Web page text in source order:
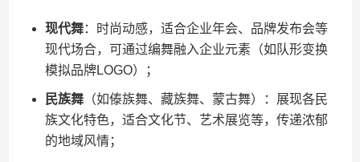
​现代舞​​：时尚动感，适合企业年会、品牌发布会等
现代场合，可通过编舞融入企业元素（如队形变换
模拟品牌LOGO）；
​民族舞​​（如傣族舞、藏族舞、蒙古舞）：展现各民
族文化特色，适合文化节、艺术展览等，传递浓郁
的地域风情；